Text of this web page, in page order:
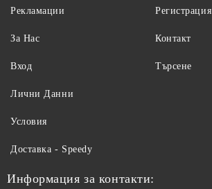
Рекламации
За Нас
Вход
Регистрация
Контакт
Търсене
Лични Данни
Условия
Доставка - Speedy
Информация за контакти: